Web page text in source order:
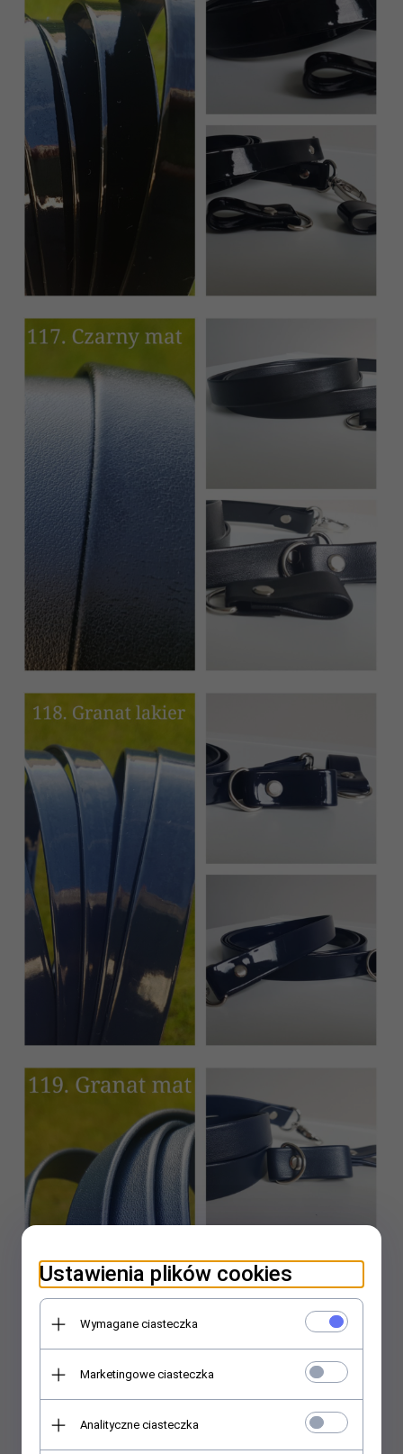
Ustawienia plików cookies
Wymagane ciasteczka
Marketingowe ciasteczka
Analityczne ciasteczka